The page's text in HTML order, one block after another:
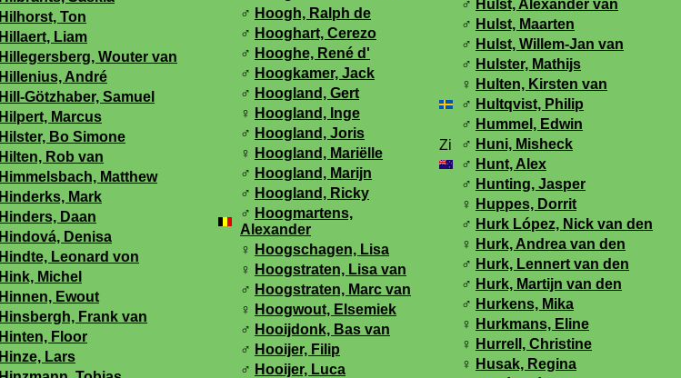
Hilhorst, Ton
Hillaert, Liam
Hillegersberg, Wouter van
Hillenius, André
Hill-Götzhaber, Samuel
Hilpert, Marcus
Hilster, Bo Simone
Hilten, Rob van
Himmelsbach, Matthew
Hinderks, Mark
Hinders, Daan
Hindová, Denisa
Hindte, Leonard von
Hink, Michel
Hinnen, Ewout
Hinsbergh, Frank van
Hinten, Floor
Hinze, Lars
♂ Hoogh, Ralph de
♂ Hooghart, Cerezo
♂ Hooghe, René d'
♂ Hoogkamer, Jack
♂ Hoogland, Gert
♀ Hoogland, Inge
♂ Hoogland, Joris
♀ Hoogland, Mariëlle
♂ Hoogland, Marijn
♂ Hoogland, Ricky
♂ Hoogmartens,
Alexander
♀ Hoogschagen, Lisa
♀ Hoogstraten, Lisa van
♂ Hoogstraten, Marc van
♀ Hoogwout, Elsemiek
♂ Hooijdonk, Bas van
♂ Hooijer, Filip
♂ Hooijer, Luca
♂ Hulst, Alexander van
♂ Hulst, Maarten
♂ Hulst, Willem-Jan van
♂ Hulster, Mathijs
♀ Hulten, Kirsten van
♂ Hultqvist, Philip
♂ Hummel, Edwin
♂ Huni, Misheck
♂ Hunt, Alex
♂ Hunting, Jasper
♀ Huppes, Dorrit
♂ Hurk López, Nick van den
♀ Hurk, Andrea van den
♂ Hurk, Lennert van den
♂ Hurk, Martijn van den
♂ Hurkens, Mika
♀ Hurkmans, Eline
♀ Hurrell, Christine
♀ Husak, Regina